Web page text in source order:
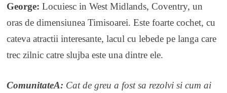
George: Locuiesc in West Midlands, Coventry, un
oras de dimensiunea Timisoarei. Este foarte cochet, cu
cateva atractii interesante, lacul cu lebede pe langa care
trec zilnic catre slujba este una dintre ele.
ComunitateA: Cat de greu a fost sa rezolvi si cum ai